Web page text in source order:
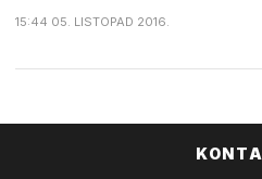
15:44 05. LISTOPAD 2016.